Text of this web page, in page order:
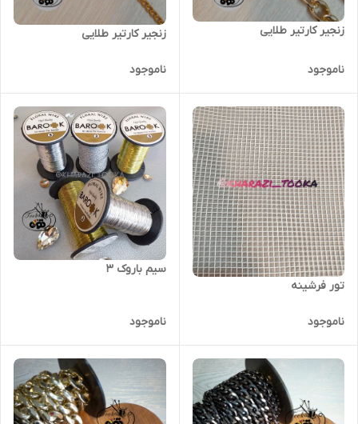
زنجیر کارتیر طلایی
ناموجود
زنجیر کارتیر طلایی
ناموجود
تور فرشینه
ناموجود
سیم باروک ۳
ناموجود